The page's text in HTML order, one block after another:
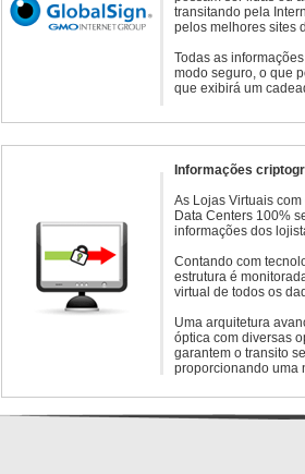
transitando pela
pelos melhores sites
Todas as
modo seguro, o que
que exibirá um
Informações
As Lojas Virtuais
Data Centers 100%
informações dos
Contando com
estrutura é
virtual de todos os
Uma arquitetura
óptica com diversas
garantem o transito
proporcionando uma